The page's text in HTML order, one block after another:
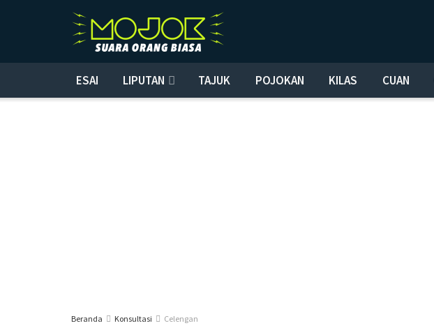
ESAI LIPUTAN TAJUK POJOKAN KILAS CUAN
Beranda Konsultasi Celengan